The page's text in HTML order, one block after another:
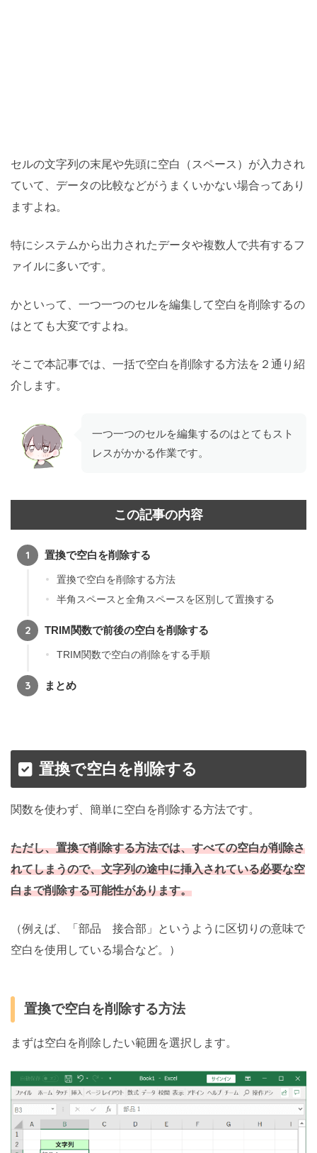
セルの文字列の末尾や先頭に空白（スペース）が入力され
ていて、データの比較などがうまくいかない場合ってあり
ますよね。
特にシステムから出力されたデータや複数人で共有するフ
ァイルに多いです。
かといって、一つ一つのセルを編集して空白を削除するの
はとても大変ですよね。
そこで本記事では、一括で空白を削除する方法を２通り紹
介します。
一つ一つのセルを編集するのはとてもスト
レスがかかる作業です。
この記事の内容
置換で空白を削除する
置換で空白を削除する方法
半角スペースと全角スペースを区別して置換する
TRIM関数で前後の空白を削除する
TRIM関数で空白の削除をする手順
まとめ
置換で空白を削除する
関数を使わず、簡単に空白を削除する方法です。
ただし、置換で削除する方法では、すべての空白が削除さ
れてしまうので、文字列の途中に挿入されている必要な空
白まで削除する可能性があります。
（例えば、「部品 接合部」というように区切りの意味で
空白を使用している場合など。）
置換で空白を削除する方法
まずは空白を削除したい範囲を選択します。